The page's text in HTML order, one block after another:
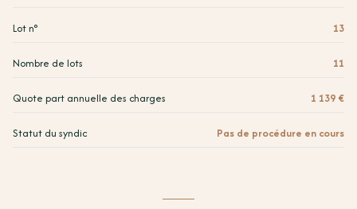
Placard 2
1.41 m²
Lot n° 13
Nombre de lots 11
Quote part annuelle des charges 1 139 €
Statut du syndic Pas de procédure en cours